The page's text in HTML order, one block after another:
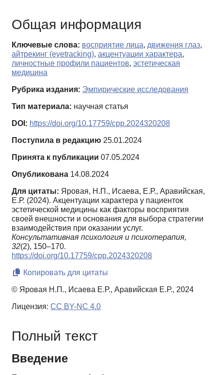
Общая информация
Ключевые слова: восприятие лица, движения глаз,
айтрекинг (eyetracking), акцентуации характера,
личностные профили пациентов, эстетическая
медицина
Рубрика издания: Эмпирические исследования
Тип материала: научная статья
DOI: https://doi.org/10.17759/cpp.2024320208
Поступила в редакцию 25.01.2024
Принята к публикации 07.05.2024
Опубликована 14.08.2024
Для цитаты: Яровая, Н.П., Исаева, Е.Р., Аравийская,
Е.Р. (2024). Акцентуации характера у пациенток
эстетической медицины как факторы восприятия
своей внешности и основания для выбора стратегии
взаимодействия при оказании услуг.
Консультативная психология и психотерапия,
32(2), 150–170.
https://doi.org/10.17759/cpp.2024320208
Копировать для цитаты
© Яровая Н.П., Исаева Е.Р., Аравийская Е.Р., 2024
Лицензия: CC BY-NC 4.0
Полный текст
Введение